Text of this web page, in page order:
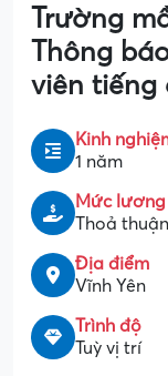
Trường
Thông
viên tiếng
Kinh
1 năm
Mức lương
Thoả thuận
Địa điểm
Vĩnh Yên
Trình độ
Tuỳ vị trí